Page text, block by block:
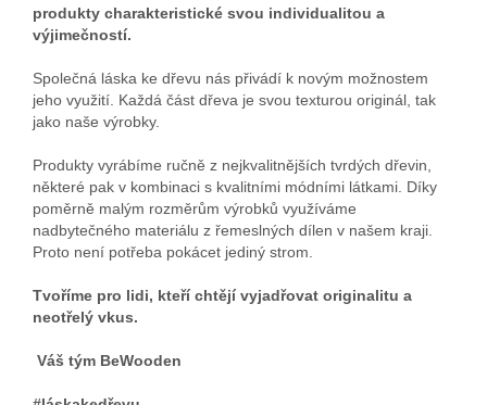
produkty charakteristické svou individualitou a
výjimečností.
Společná láska ke dřevu nás přivádí k novým možnostem
jeho využití. Každá část dřeva je svou texturou originál, tak
jako naše výrobky.
Produkty vyrábíme ručně z nejkvalitnějších tvrdých dřevin,
některé pak v kombinaci s kvalitními módními látkami. Díky
poměrně malým rozměrům výrobků využíváme
nadbytečného materiálu z řemeslných dílen v našem kraji.
Proto není potřeba pokácet jediný strom.
Tvoříme pro lidi, kteří chtějí vyjadřovat originalitu a
neotřelý vkus.
Váš tým BeWooden